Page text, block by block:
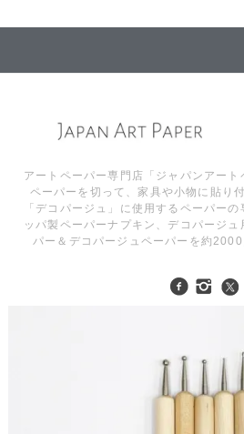
アートペーパー専門店「ジャパンアート
ペーパーを切って、家具や小物に貼り
「デコパージュ」に使用するペーパー
ッパ製ペーパーナプキン、デコパージ
パー＆デコパージュペーパーを約2000